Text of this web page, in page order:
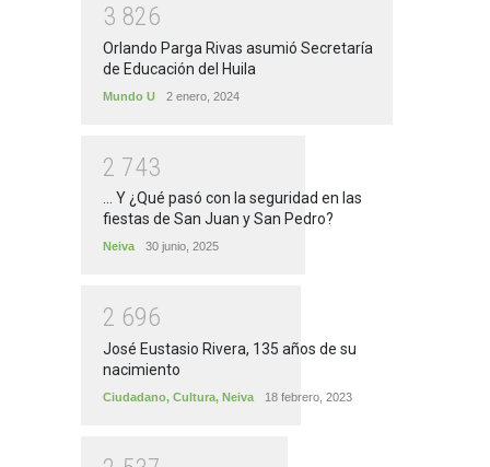
3 826
Orlando Parga Rivas asumió Secretaría
de Educación del Huila
Mundo U 2 enero, 2024
2 743
... Y ¿Qué pasó con la seguridad en las
fiestas de San Juan y San Pedro?
Neiva 30 junio, 2025
2 696
José Eustasio Rivera, 135 años de su
nacimiento
Ciudadano, Cultura, Neiva 18 febrero, 2023